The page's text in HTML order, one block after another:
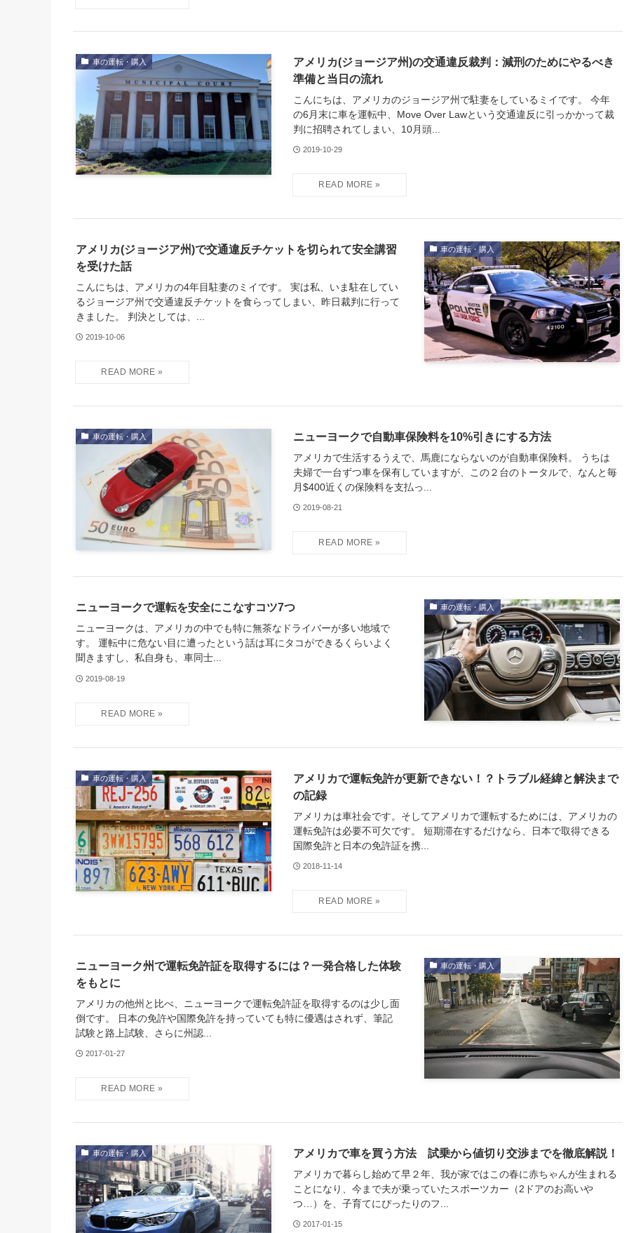
車の運転・購入
アメリカ(ジョージア州)の交通違反裁判：減刑のためにやるべき
準備と当日の流れ
こんにちは、アメリカのジョージア州で駐妻をしているミイです。 今年
の6月末に車を運転中、Move Over Lawという交通違反に引っかかって裁
判に招聘されてしまい、10月頭...
2019-10-29
車の運転・購入
アメリカ(ジョージア州)で交通違反チケットを切られて安全講習
を受けた話
こんにちは、アメリカの4年目駐妻のミイです。 実は私、いま駐在してい
るジョージア州で交通違反チケットを食らってしまい、昨日裁判に行って
きました。 判決としては、...
2019-10-06
車の運転・購入 ニューヨークで自動車保険料を10%引きにする方法
アメリカで生活するうえで、馬鹿にならないのが自動車保険料。 うちは
夫婦で一台ずつ車を保有していますが、この２台のトータルで、なんと毎
月$400近くの保険料を支払っ...
2019-08-21
車の運転・購入
ニューヨークで運転を安全にこなすコツ7つ
ニューヨークは、アメリカの中でも特に無茶なドライバーが多い地域で
す。 運転中に危ない目に遭ったという話は耳にタコができるくらいよく
聞きますし、私自身も、車同士...
2019-08-19
車の運転・購入
アメリカで運転免許が更新できない！？トラブル経緯と解決まで
の記録
アメリカは車社会です。そしてアメリカで運転するためには、アメリカの
運転免許は必要不可欠です。 短期滞在するだけなら、日本で取得できる
国際免許と日本の免許証を携...
2018-11-14
車の運転・購入
ニューヨーク州で運転免許証を取得するには？一発合格した体験
をもとに
アメリカの他州と比べ、ニューヨークで運転免許証を取得するのは少し面
倒です。 日本の免許や国際免許を持っていても特に優遇はされず、筆記
試験と路上試験、さらに州認...
2017-01-27
車の運転・購入 アメリカで車を買う方法 試乗から値切り交渉までを徹底解説！
アメリカで暮らし始めて早２年、我が家ではこの春に赤ちゃんが生まれる
ことになり、今まで夫が乗っていたスポーツカー（2ドアのお高いや
つ…）を、子育てにぴったりのフ...
2017-01-15